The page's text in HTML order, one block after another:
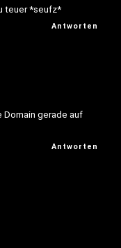
teuer *seufz*
Antworten
Domain gerade auf
Antworten